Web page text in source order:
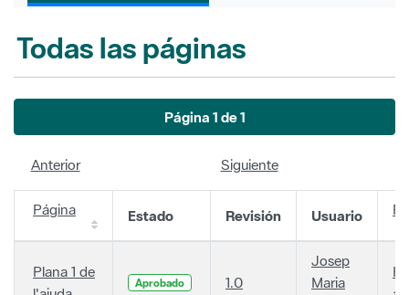
Todas las páginas
Página 1 de 1
Anterior Siguiente
Página Estado Revisión Usuario
Plana 1 de
Aprobado 1.0
Josep
Maria